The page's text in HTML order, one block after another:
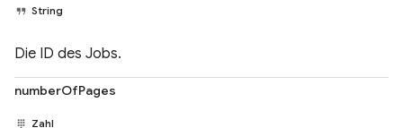
String
Die ID des Jobs.
numberOfPages
Zahl